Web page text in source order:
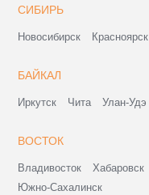
СИБИРЬ
Новосибирск Красноярск
БАЙКАЛ
Иркутск Чита Улан-Удэ
ВОСТОК
Владивосток Хабаровск
Южно-Сахалинск